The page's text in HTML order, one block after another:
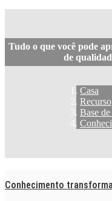
Tudo o que você pode
de
Casa
Recurso
Base
Conhecimento